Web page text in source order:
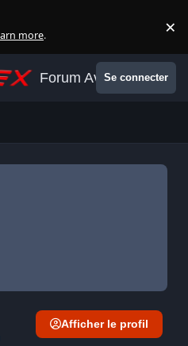
more. ×
Forum AvexSe connecter
Afficher le profil